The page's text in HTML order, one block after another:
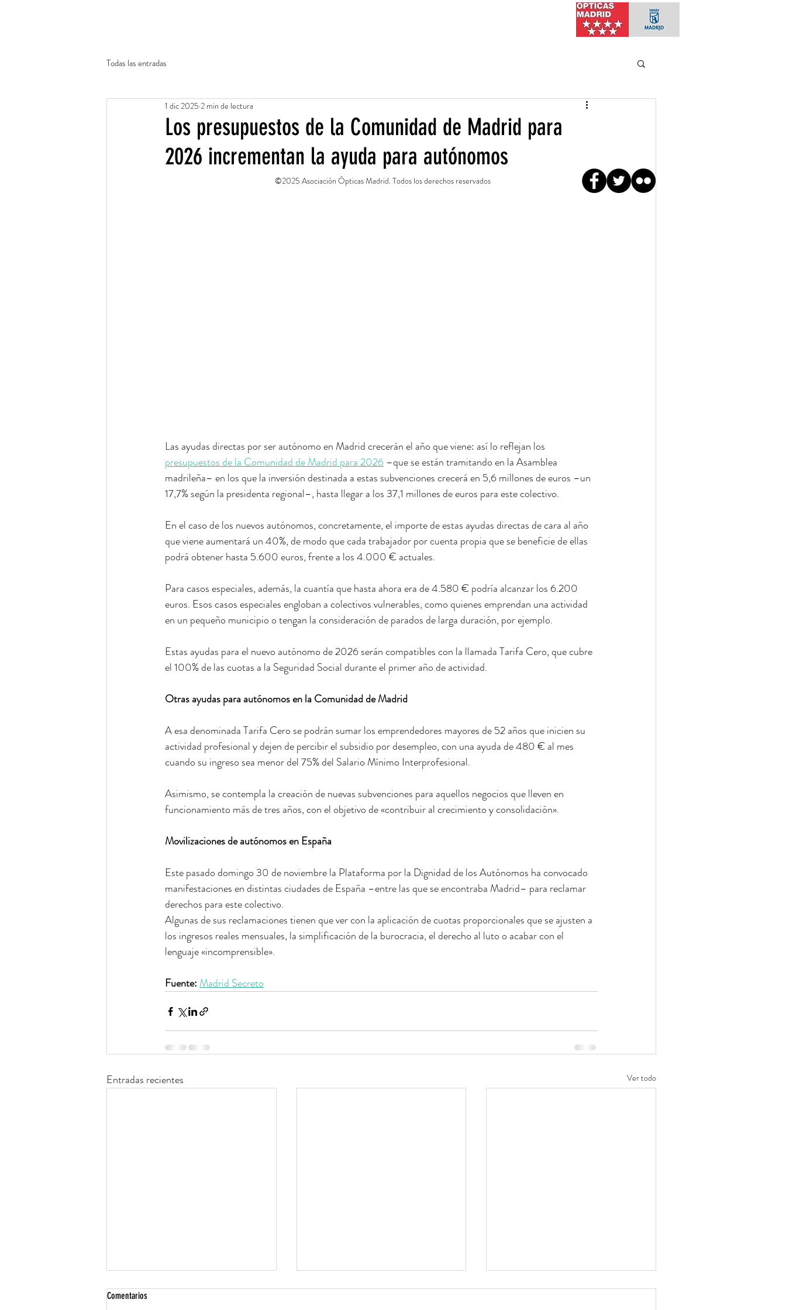
Todas las entradas
Los presupuestos de la Comunidad de Madrid para
2026 incrementan la ayuda para autónomos
1 dic 2025 2 min de lectura
Las ayudas directas por ser autónomo en Madrid crecerán el año que viene: así lo reflejan los
presupuestos de la Comunidad de Madrid para 2026 –que se están tramitando en la Asamblea
madrileña– en los que la inversión destinada a estas subvenciones crecerá en 5,6 millones de euros –un
17,7% según la presidenta regional–, hasta llegar a los 37,1 millones de euros para este colectivo.
En el caso de los nuevos autónomos, concretamente, el importe de estas ayudas directas de cara al año
que viene aumentará un 40%, de modo que cada trabajador por cuenta propia que se beneficie de ellas
podrá obtener hasta 5.600 euros, frente a los 4.000 € actuales.
Para casos especiales, además, la cuantía que hasta ahora era de 4.580 € podría alcanzar los 6.200
euros. Esos casos especiales engloban a colectivos vulnerables, como quienes emprendan una actividad
en un pequeño municipio o tengan la consideración de parados de larga duración, por ejemplo.
Estas ayudas para el nuevo autónomo de 2026 serán compatibles con la llamada Tarifa Cero, que cubre
el 100% de las cuotas a la Seguridad Social durante el primer año de actividad.
Otras ayudas para autónomos en la Comunidad de Madrid
A esa denominada Tarifa Cero se podrán sumar los emprendedores mayores de 52 años que inicien su
actividad profesional y dejen de percibir el subsidio por desempleo, con una ayuda de 480 € al mes
cuando su ingreso sea menor del 75% del Salario Mínimo Interprofesional.
Asimismo, se contempla la creación de nuevas subvenciones para aquellos negocios que lleven en
funcionamiento más de tres años, con el objetivo de «contribuir al crecimiento y consolidación».
Movilizaciones de autónomos en España
Este pasado domingo 30 de noviembre la Plataforma por la Dignidad de los Autónomos ha convocado
manifestaciones en distintas ciudades de España –entre las que se encontraba Madrid– para reclamar
derechos para este colectivo.
Algunas de sus reclamaciones tienen que ver con la aplicación de cuotas proporcionales que se ajusten a
los ingresos reales mensuales, la simplificación de la burocracia, el derecho al luto o acabar con el
lenguaje «incomprensible».
Fuente: Madrid Secreto
Entradas recientes Ver todo
Comentarios
©2025 Asociación Ópticas Madrid. Todos los derechos reservados